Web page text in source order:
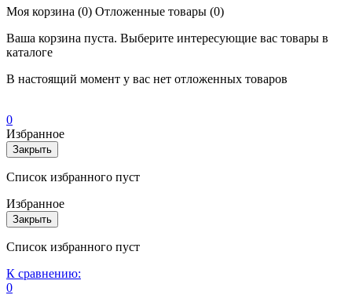
Моя корзина (0) Отложенные товары (0)
Ваша корзина пуста. Выберите интересующие вас товары в
каталоге
В настоящий момент у вас нет отложенных товаров
0
Избранное
Закрыть
Список избранного пуст
Избранное
Закрыть
Список избранного пуст
К сравнению:
0